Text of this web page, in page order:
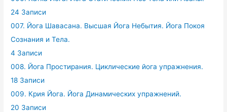
24 Записи
007. Йога Шавасана. Высшая Йога Небытия. Йога Покоя
Сознания и Тела.
4 Записи
008. Йога Простирания. Циклические йога упражнения.
18 Записи
009. Крия Йога. Йога Динамических упражнений.
20 Записи